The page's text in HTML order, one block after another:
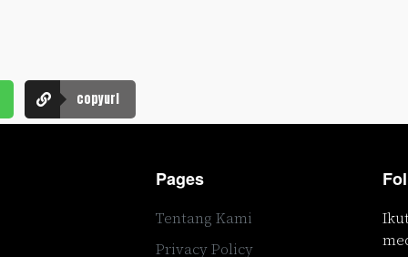
copyurl
Pages
Tentang Kami
Privacy Policy